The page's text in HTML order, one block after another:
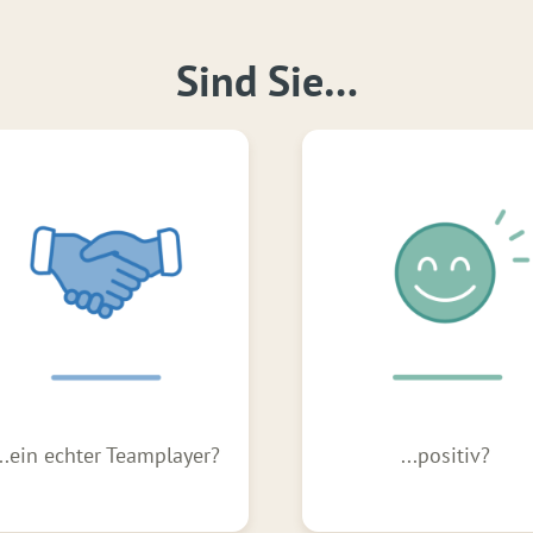
Sind Sie…
...positiv?
...innovativ &